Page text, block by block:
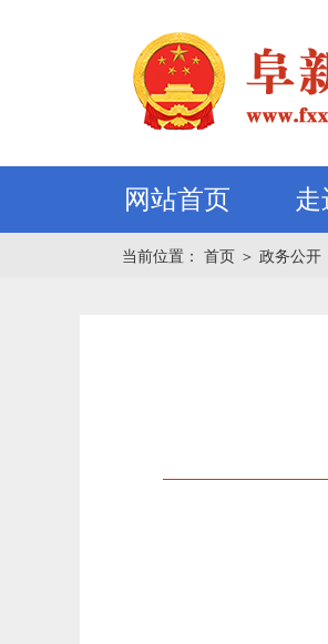
网站首页 走
当前位置： 首页 ＞ 政务公开